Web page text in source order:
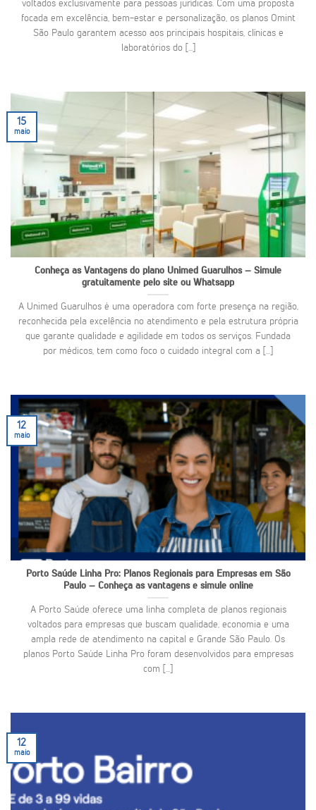
voltados exclusivamente para pessoas jurídicas. Com uma proposta
focada em excelência, bem-estar e personalização, os planos Omint
São Paulo garantem acesso aos principais hospitais, clínicas e
laboratórios do [...]
Conheça as Vantagens do plano Unimed Guarulhos – Simule
gratuitamente pelo site ou Whatsapp
A Unimed Guarulhos é uma operadora com forte presença na região,
reconhecida pela excelência no atendimento e pela estrutura própria
que garante qualidade e agilidade em todos os serviços. Fundada
por médicos, tem como foco o cuidado integral com a [...]
15
maio
Porto Saúde Linha Pro: Planos Regionais para Empresas em São
Paulo – Conheça as vantagens e simule online
A Porto Saúde oferece uma linha completa de planos regionais
voltados para empresas que buscam qualidade, economia e uma
ampla rede de atendimento na capital e Grande São Paulo. Os
planos Porto Saúde Linha Pro foram desenvolvidos para empresas
com [...]
12
maio
12
maio